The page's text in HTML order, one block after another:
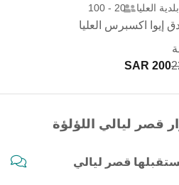
بلدية العليا 20 - 100
إيوا اكسبرس العليا
200 SAR
قصر ليالي اللؤلؤة
قصر ليالي